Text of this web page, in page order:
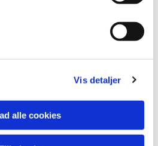
Vis detaljer
alle cookies
også kunne
lide...